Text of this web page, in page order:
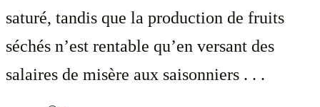
saturé, tandis que la production de fruits
séchés n’est rentable qu’en versant des
salaires de misère aux saisonniers . . .